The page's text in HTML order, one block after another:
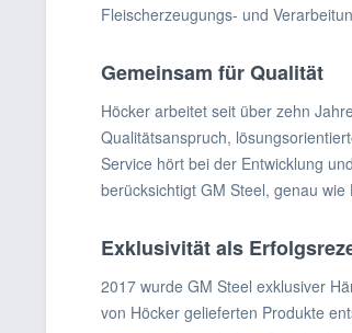
Fleischerzeugungs- und
Gemeinsam für Qualität
Höcker arbeitet seit über zehn
Qualitätsanspruch,
Service hört bei der Entwicklung
berücksichtigt GM Steel, genau
Exklusivität als
2017 wurde GM Steel exklusiver
von Höcker gelieferten Produkte